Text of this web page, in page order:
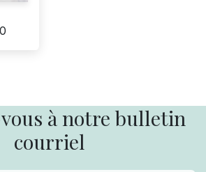
à notre bulletin
courriel